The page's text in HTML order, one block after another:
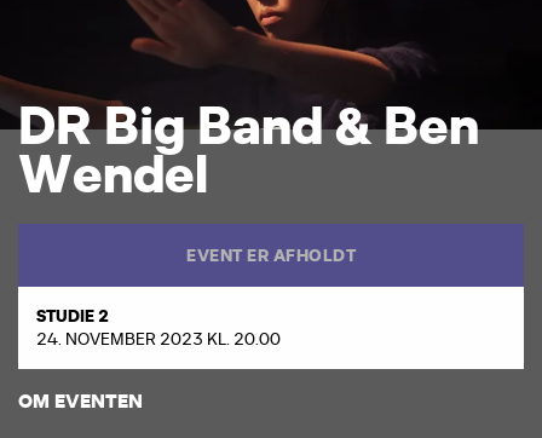
DRBigBand&Ben
Wendel
EVENT ER AFHOLDT
STUDIE 2
24. NOVEMBER 2023 KL. 20.00
OM EVENTEN